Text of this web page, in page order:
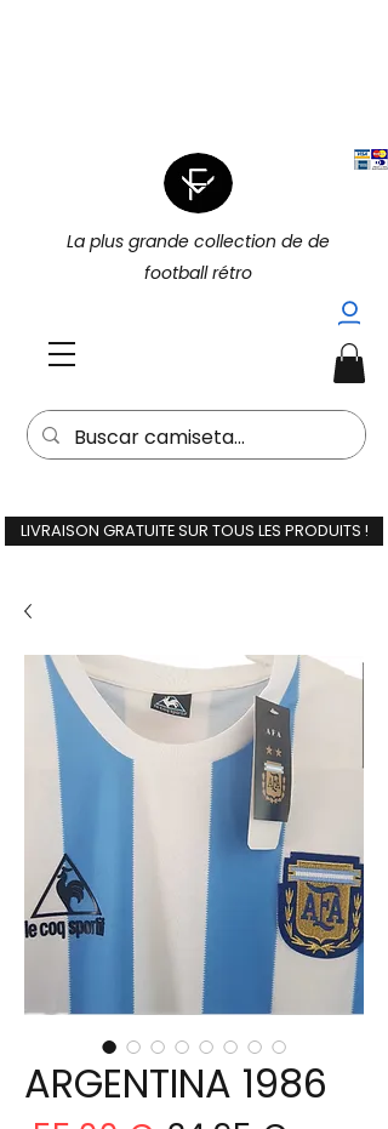
La plus grande collection de de
football rétro
LIVRAISON GRATUITE SUR TOUS LES PRODUITS !
ARGENTINA 1986